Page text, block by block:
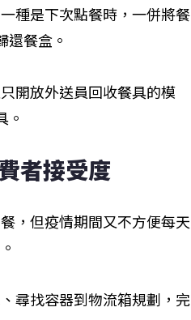
種是下次點餐時，一併將餐
餐盒。
開放外送員回收餐具的模
。
者接受度
，但疫情期間又不方便每天
尋找容器到物流箱規劃，完